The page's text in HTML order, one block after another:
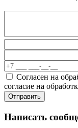
Согласен на
согласие на
Отправить
Написать